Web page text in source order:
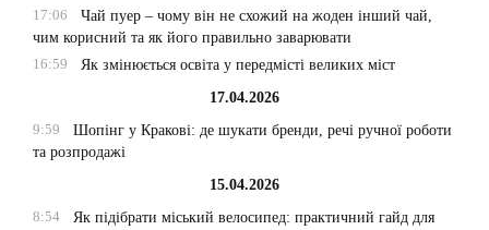
17:06
Чай пуер – чому він не схожий на жоден інший чай,
чим корисний та як його правильно заварювати
16:59
Як змінюється освіта у передмісті великих міст
17.04.2026
9:59
Шопінг у Кракові: де шукати бренди, речі ручної роботи
та розпродажі
15.04.2026
8:54
Як підібрати міський велосипед: практичний гайд для